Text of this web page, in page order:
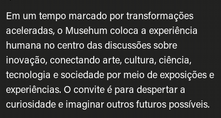
Em um tempo marcado por transformações
aceleradas, o Musehum coloca a experiência
humana no centro das discussões sobre
inovação, conectando arte, cultura, ciência,
tecnologia e sociedade por meio de exposições e
experiências. O convite é para despertar a
curiosidade e imaginar outros futuros possíveis.